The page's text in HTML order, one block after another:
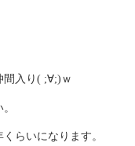
間入り( ;∀;)ｗ
らいになります。